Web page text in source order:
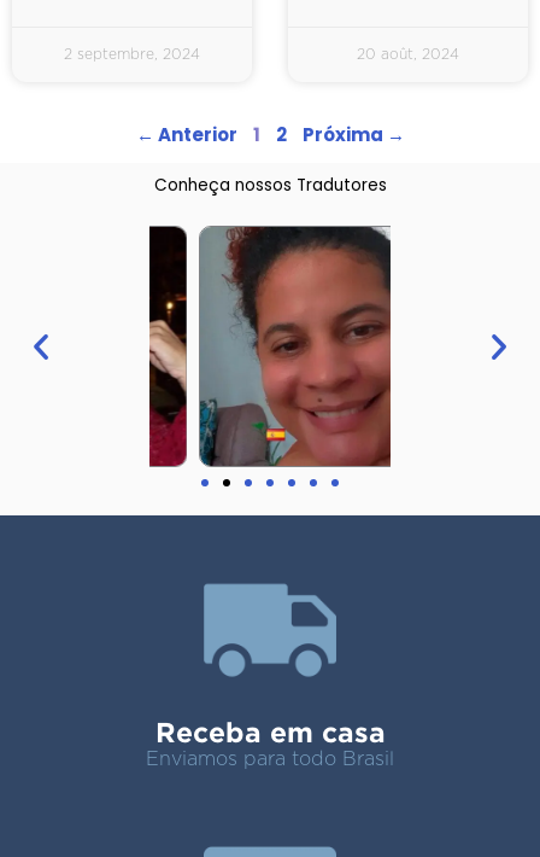
2 septembre, 2024 20 août, 2024
← Anterior 1 2 Próxima →
Conheça nossos Tradutores
Receba em casa
Enviamos para todo Brasil